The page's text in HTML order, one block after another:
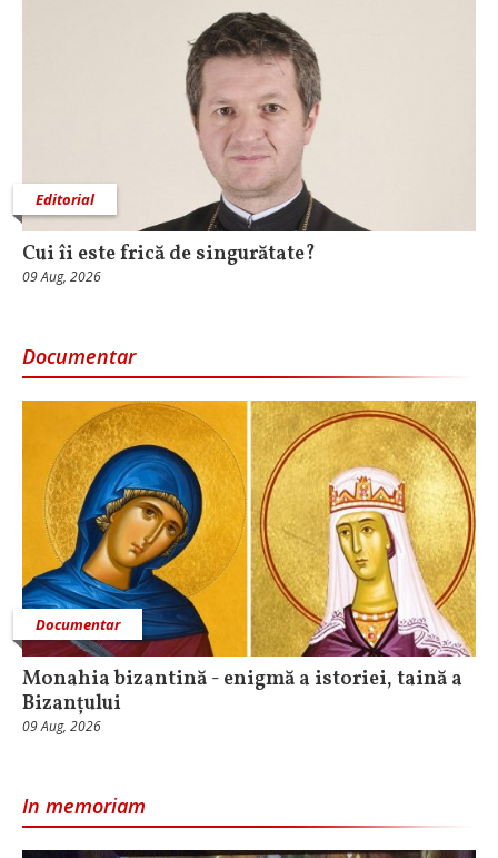
Editorial
Cui îi este frică de singurătate?
09 Aug, 2026
Documentar
Documentar
Monahia bizantină - enigmă a istoriei, taină a
Bizanțului
09 Aug, 2026
In memoriam